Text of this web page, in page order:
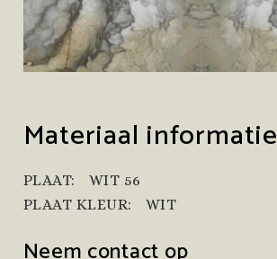
Materiaal informatie
PLAAT:
WIT 56
PLAAT KLEUR:
WIT